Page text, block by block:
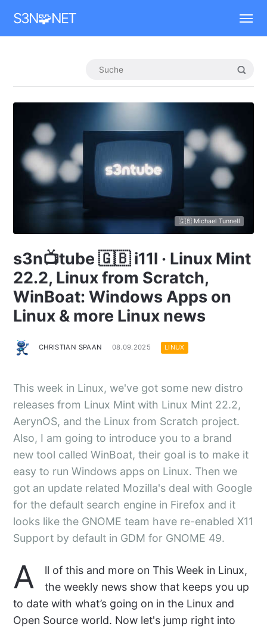
S3N🧩NET
🇬🇧 Michael Tunnell
s3n📺tube 🇬🇧 i11l · Linux Mint
22.2, Linux from Scratch,
WinBoat: Windows Apps on
Linux & more Linux news
CHRISTIAN SPAAN 08.09.2025 LINUX
This week in Linux, we've got some new distro
releases from Linux Mint with Linux Mint 22.2,
AerynOS, and the Linux from Scratch project.
Also, I am going to introduce you to a brand
new tool called WinBoat, their goal is to make it
easy to run Windows apps on Linux. Then we
got an update related Mozilla's deal with Google
for the default search engine in Firefox and it
looks like the GNOME team have re-enabled X11
Support by default in GDM for GNOME 49.
A
ll of this and more on This Week in Linux,
the weekly news show that keeps you up
to date with what’s going on in the Linux and
Open Source world. Now let's jump right into